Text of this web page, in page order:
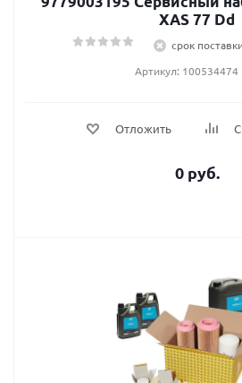
XAS 77 Dd
срок
Артикул: 100534474
Отложить
0 руб.